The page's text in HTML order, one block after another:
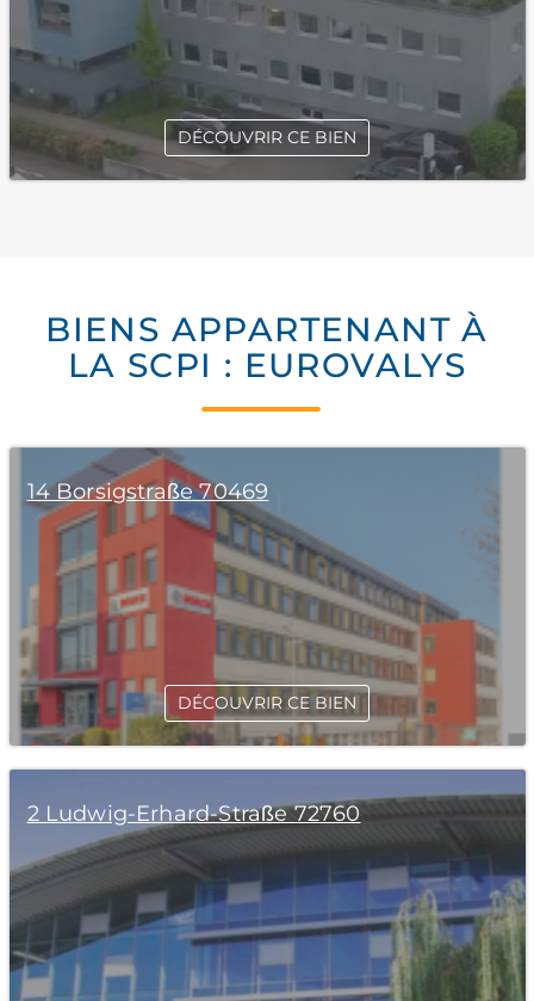
DÉCOUVRIR CE BIEN
BIENS APPARTENANT À
LA SCPI : EUROVALYS
14 Borsigstraße 70469
DÉCOUVRIR CE BIEN
2 Ludwig-Erhard-Straße 72760